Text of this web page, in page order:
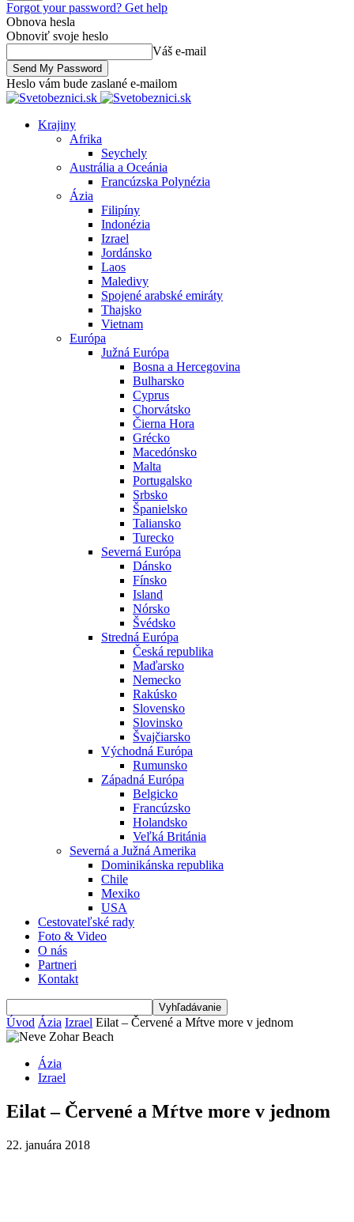
Forgot your password? Get help
Obnova hesla
Obnoviť svoje heslo
Váš e-mail
Heslo vám bude zaslané e-mailom
Krajiny
Afrika
Seychely
Austrália a Oceánia
Francúzska Polynézia
Ázia
Filipíny
Indonézia
Izrael
Jordánsko
Laos
Maledivy
Spojené arabské emiráty
Thajsko
Vietnam
Európa
Južná Európa
Bosna a Hercegovina
Bulharsko
Cyprus
Chorvátsko
Čierna Hora
Grécko
Macedónsko
Malta
Portugalsko
Srbsko
Španielsko
Taliansko
Turecko
Severná Európa
Dánsko
Fínsko
Island
Nórsko
Švédsko
Stredná Európa
Česká republika
Maďarsko
Nemecko
Rakúsko
Slovensko
Slovinsko
Švajčiarsko
Východná Európa
Rumunsko
Západná Európa
Belgicko
Francúzsko
Holandsko
Veľká Británia
Severná a Južná Amerika
Dominikánska republika
Chile
Mexiko
USA
Cestovateľské rady
Foto & Video
O nás
Partneri
Kontakt
Úvod Ázia Izrael Eilat – Červené a Mŕtve more v jednom
Ázia
Izrael
Eilat – Červené a Mŕtve more v jednom
22. januára 2018